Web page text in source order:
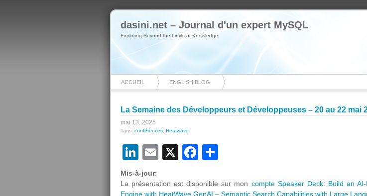
dasini.net – Journal d'un expert MySQL
Exploring Beyond the Limits of Knowledge
ACCUEIL ENGLISH BLOG
La Semaine des Développeurs et Développeuses – 20 au 22 mai
mai 13, 2025
Tags: conférences Heatwave
LinkedIn
Email
X Facebook
Mis-à-jour:
La présentation est disponible sur mon compte Speaker Deck: Build an
Engine with HeatWave GenAI – Semantic Search Capabilities with Large